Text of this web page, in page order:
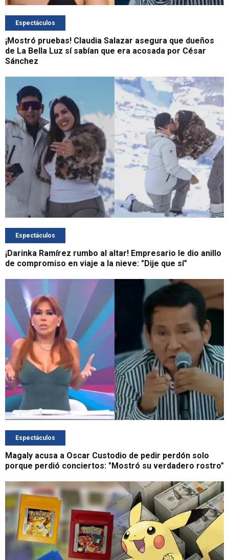
Espectáculos
¡Mostró pruebas! Claudia Salazar asegura que dueños
de La Bella Luz sí sabían que era acosada por César
Sánchez
Espectáculos
¡Darinka Ramírez rumbo al altar! Empresario le dio anillo
de compromiso en viaje a la nieve: "Dije que sí"
Espectáculos
Magaly acusa a Oscar Custodio de pedir perdón solo
porque perdió conciertos: "Mostró su verdadero rostro"